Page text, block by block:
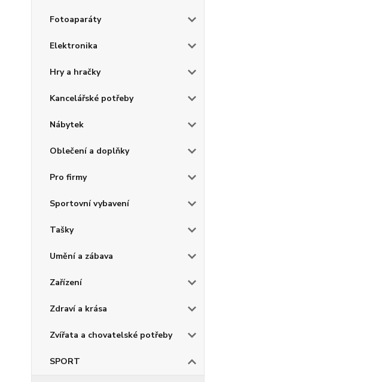
Fotoaparáty
Elektronika
Hry a hračky
Kancelářské potřeby
Nábytek
Oblečení a doplňky
Pro firmy
Sportovní vybavení
Tašky
Umění a zábava
Zařízení
Zdraví a krása
Zvířata a chovatelské potřeby
SPORT